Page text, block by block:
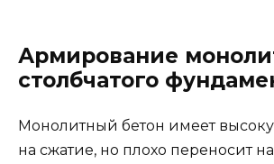
Армирование
столбчатого
Монолитный бетон имеет
на сжатие, но плохо переносит